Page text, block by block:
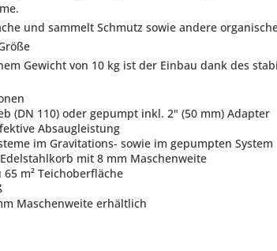
und sammelt Schmutz sowie andere
Gewicht von 10 kg ist der Einbau dank des
(DN 110) oder gepumpt inkl. 2" (50 mm) Adapter
Absaugleistung
im Gravitations- sowie im gepumpten System
mit 8 mm Maschenweite
m² Teichoberfläche
Maschenweite erhältlich